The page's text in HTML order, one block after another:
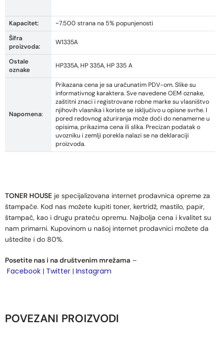
Kapacitet:
~7.500 strana na 5% popunjenosti
Šifra
proizvoda:
W1335A
Ostale
oznake
HP335A, HP 335A, HP 335 A
Napomena:
Prikazana cena je sa uračunatim PDV-om. Slike su
informativnog karaktera. Sve navedene OEM oznake,
zaštitni znaci i registrovane robne marke su vlasništvo
njihovih vlasnika i koriste se isključivo u opisne svrhe. I
pored redovnog ažuriranja može doći do nenamerne u
opisima, prikazima cena ili slika. Precizan podatak o
uvozniku i zemlji porekla nalazi se na deklaraciji
proizvoda.
TONER HOUSE je specijalizovana internet prodavnica opreme za
štampače. Kod nas možete kupiti toner, kertridž, mastilo, papir,
štampač, kao i drugu prateću opremu. Najbolja cena i kvalitet su
nam primarni. Kupovinom u našoj internet prodavnici možete da
uštedite i do 80%.
Posetite nas i na društvenim mrežama –
Facebook | Twitter | Instagram
POVEZANI PROIZVODI